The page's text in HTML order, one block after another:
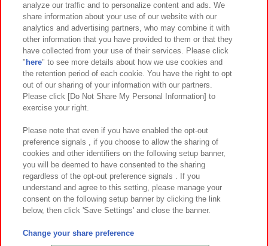
イベント・キャンペーン
関連会社 サステナビリティ サイトポリシー
プライバシーポリシー ウェブアクセシビリティ方針と検証結果
お取引先さまとともに
カスタマーハラスメント対応方針 よくあるご質問・お問い合わせ
©Bandai Namco Amusement Inc.
©Bandai Namco Amusement Lab Inc.
analyze our traffic and to personalize content and ads. We
share information about your use of our website with our
analytics and advertising partners, who may combine it with
other information that you have provided to them or that they
have collected from your use of their services. Please click
" here" to see more details about how we use cookies and
the retention period of each cookie. You have the right to opt
out of our sharing of your information with our partners.
Please click [Do Not Share My Personal Information] to
exercise your right.
Please note that even if you have enabled the opt-out
preference signals , if you choose to allow the sharing of
cookies and other identifiers on the following setup banner,
you will be deemed to have consented to the sharing
regardless of the opt-out preference signals . If you
understand and agree to this setting, please manage your
consent on the following setup banner by clicking the link
below, then click 'Save Settings' and close the banner.
Change your share preference